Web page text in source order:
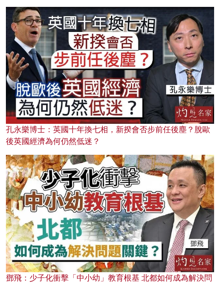
孔永樂博士：英國十年換七相，新揆會否步前任後塵？脫歐
後英國經濟為何仍然低迷？
鄧飛：少子化衝擊「中小幼」教育根基 北都如何成為解決問